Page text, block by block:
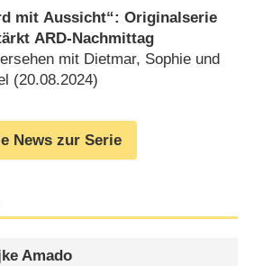
mit Aussicht“: Originalserie
ARD-Nachmittag
mit Dietmar, Sophie und
(20.08.2024)
News zur Serie
Amado